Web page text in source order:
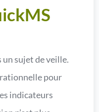
un sujet de veille.
pour
indicateurs